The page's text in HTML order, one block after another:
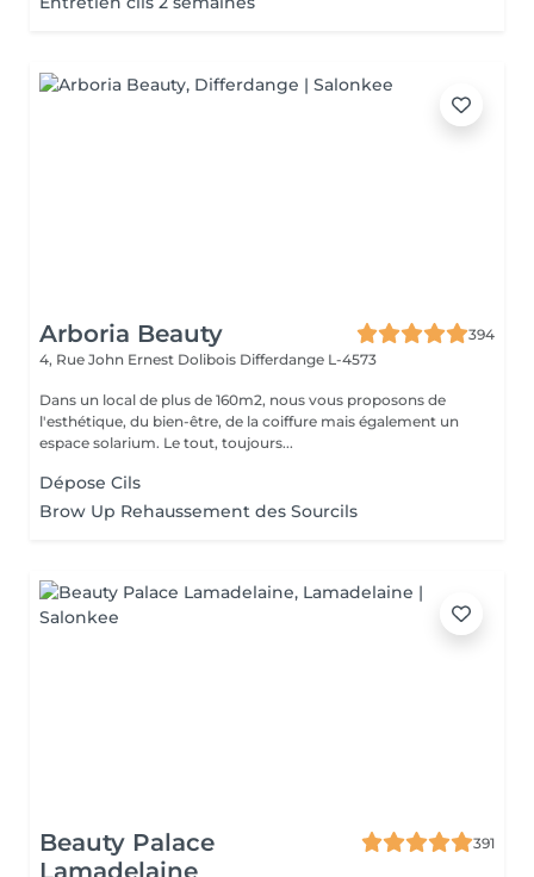
Arboria Beauty
394
4, Rue John Ernest Dolibois Differdange L-4573
Dans un local de plus de 160m2, nous vous proposons de
l'esthétique, du bien-être, de la coiffure mais également un
espace solarium. Le tout, toujours...
Dépose Cils
Brow Up Rehaussement des Sourcils
Beauty Palace
Lamadelaine
391